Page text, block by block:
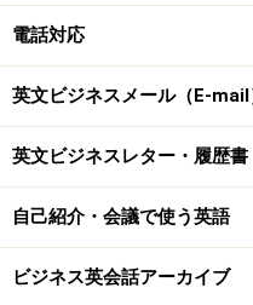
（英語が話せるものに変
また、つい「慌てて」し
いか分からない場合には
表現だけでもいって、ま
"Hold on, please."
電話対応
英文ビジネスメール（E-mail
英文ビジネスレター・履歴書
自己紹介・会議で使う英語
ビジネス英会話アーカイブ